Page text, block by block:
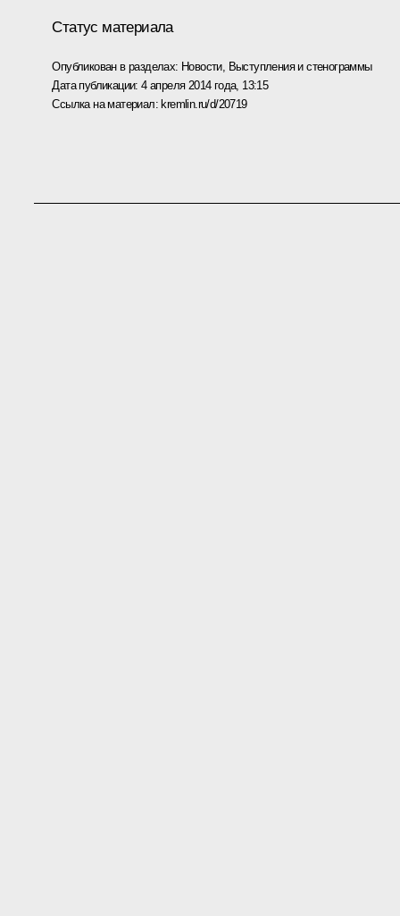
Статус материала
Опубликован в разделах: Новости, Выступления и стенограммы
Дата публикации:4 апреля 2014 года, 13:15
Ссылка на материал: kremlin.ru/d/20719